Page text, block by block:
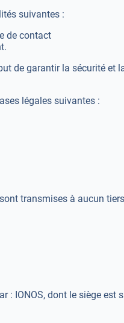
suivantes :
de contact
de garantir la sécurité
légales suivantes :
transmises à aucun
: IONOS, dont le siège est